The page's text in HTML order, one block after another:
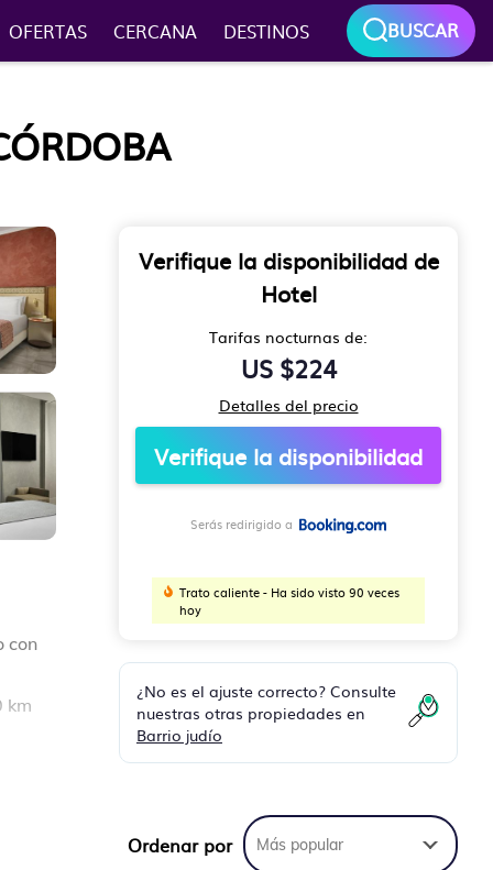
OFERTAS CERCANA DESTINOS BUSCAR
con
km
Verifique la disponibilidad de
Hotel
Tarifas nocturnas de:
US $224
Detalles del precio
Verifique la disponibilidad
Serás redirigido a
Trato caliente - Ha sido visto 90 veces
hoy
¿No es el ajuste correcto? Consulte
nuestras otras propiedades en
Barrio judío
Ordenar por Más popular